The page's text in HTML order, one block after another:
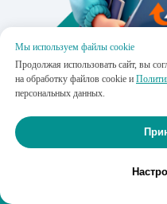
Мы используем файлы cookie
Продолжая использовать сайт, вы
на обработку файлов cookie и
персональных данных.